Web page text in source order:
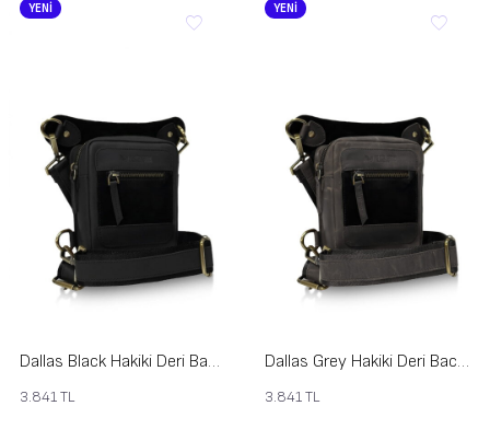
YENİ
Dallas Black Hakiki Deri Bacak Çantası
3.841TL
YENİ
Dallas Grey Hakiki Deri Bacak Çantası
3.841TL